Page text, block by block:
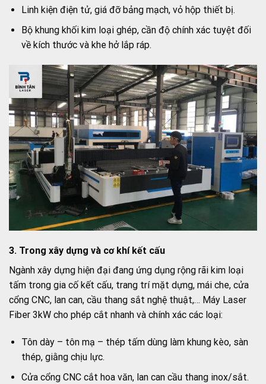
Linh kiện điện tử, giá đỡ bảng mạch, vỏ hộp thiết bị.
Bộ khung khối kim loại ghép, cần độ chính xác tuyệt đối
về kích thước và khe hở lắp ráp.
3. Trong xây dựng và cơ khí kết cấu
Ngành xây dựng hiện đại đang ứng dụng rộng rãi kim loại
tấm trong gia cố kết cấu, trang trí mặt dựng, mái che, cửa
cổng CNC, lan can, cầu thang sắt nghệ thuật,… Máy Laser
Fiber 3kW cho phép cắt nhanh và chính xác các loại:
Tôn dày – tôn mạ – thép tấm dùng làm khung kèo, sàn
thép, giằng chịu lực.
Cửa cổng CNC cắt hoa văn, lan can cầu thang inox/sắt.